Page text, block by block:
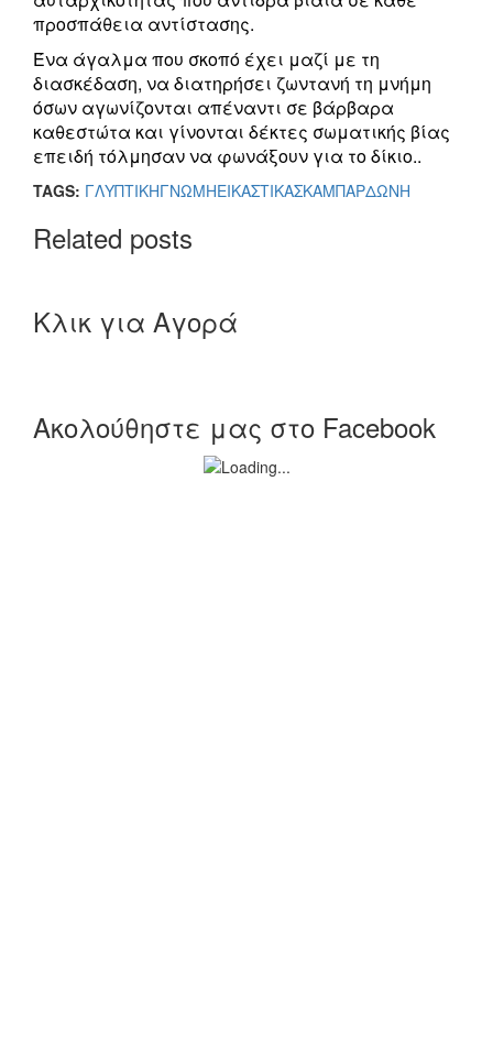
προσπάθεια αντίστασης.
Ένα άγαλμα που σκοπό έχει μαζί με τη
διασκέδαση, να διατηρήσει ζωντανή τη μνήμη
όσων αγωνίζονται απέναντι σε βάρβαρα
καθεστώτα και γίνονται δέκτες σωματικής βίας
επειδή τόλμησαν να φωνάξουν για το δίκιο..
TAGS: ΓΛΥΠΤΙΚΗΓΝΩΜΗΕΙΚΑΣΤΙΚΑΣΚΑΜΠΑΡΔΩΝΗ
Related posts
Κλικ για Αγορά
Ακολούθηστε μας στο Facebook